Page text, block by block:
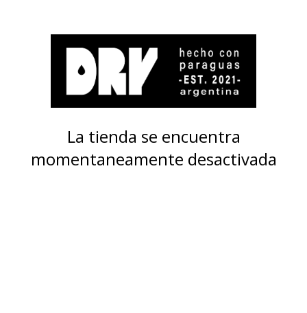
La tienda se encuentra
momentaneamente desactivada